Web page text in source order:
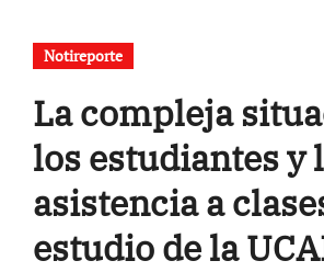
Notireporte
La compleja
los estudiantes y
asistencia a
estudio de la